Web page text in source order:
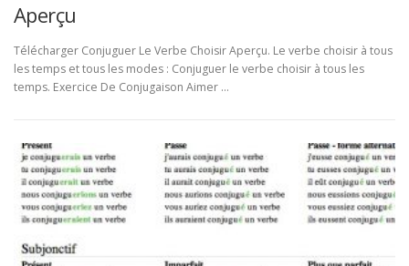
Aperçu
Télécharger Conjuguer Le Verbe Choisir Aperçu. Le verbe choisir à tous
les temps et tous les modes : Conjuguer le verbe choisir à tous les
temps. Exercice De Conjugaison Aimer …